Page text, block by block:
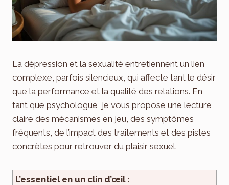
La dépression et la sexualité entretiennent un lien
complexe, parfois silencieux, qui affecte tant le désir
que la performance et la qualité des relations. En
tant que psychologue, je vous propose une lecture
claire des mécanismes en jeu, des symptômes
fréquents, de l’impact des traitements et des pistes
concrètes pour retrouver du plaisir sexuel.
L’essentiel en un clin d’œil :